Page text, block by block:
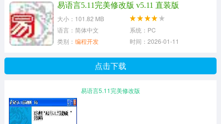
模拟经营
易语言5.11完美修改版 v5.11 直装版
大小：101.82 MB
语言：简体中文
系统：PC
类别： 编程开发 时间：2026-01-11
点击下载
易语言5.11完美修改版